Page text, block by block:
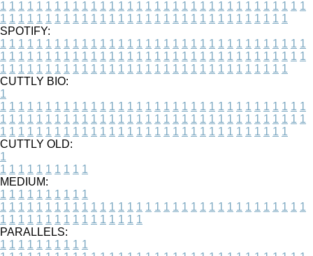
1 1 1 1 1 1 1 1 1 1 1 1 1 1 1 1 1 1 1 1 1 1 1 1 1 1 1 1 1 1 1 1 1 1
1 1 1 1 1 1 1 1 1 1 1 1 1 1 1 1 1 1 1 1 1 1 1 1 1 1 1 1 1 1 1 1
SPOTIFY:
1 1 1 1 1 1 1 1 1 1 1 1 1 1 1 1 1 1 1 1 1 1 1 1 1 1 1 1 1 1 1 1 1 1
1 1 1 1 1 1 1 1 1 1 1 1 1 1 1 1 1 1 1 1 1 1 1 1 1 1 1 1 1 1 1 1 1 1
1 1 1 1 1 1 1 1 1 1 1 1 1 1 1 1 1 1 1 1 1 1 1 1 1 1 1 1 1 1 1 1
CUTTLY BIO:
1
1 1 1 1 1 1 1 1 1 1 1 1 1 1 1 1 1 1 1 1 1 1 1 1 1 1 1 1 1 1 1 1 1 1
1 1 1 1 1 1 1 1 1 1 1 1 1 1 1 1 1 1 1 1 1 1 1 1 1 1 1 1 1 1 1 1 1 1
1 1 1 1 1 1 1 1 1 1 1 1 1 1 1 1 1 1 1 1 1 1 1 1 1 1 1 1 1 1 1 1
CUTTLY OLD:
1
1 1 1 1 1 1 1 1 1 1
MEDIUM:
1 1 1 1 1 1 1 1 1 1
1 1 1 1 1 1 1 1 1 1 1 1 1 1 1 1 1 1 1 1 1 1 1 1 1 1 1 1 1 1 1 1 1 1
1 1 1 1 1 1 1 1 1 1 1 1 1 1 1 1
PARALLELS:
1 1 1 1 1 1 1 1 1 1